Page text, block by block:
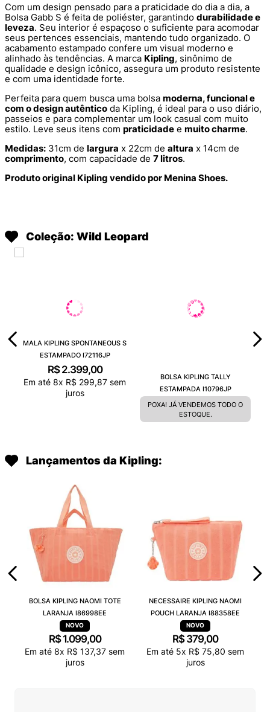
Com um design pensado para a praticidade do dia a dia, a
Bolsa Gabb S é feita de poliéster, garantindo durabilidade e
leveza. Seu interior é espaçoso o suficiente para acomodar
seus pertences essenciais, mantendo tudo organizado. O
acabamento estampado confere um visual moderno e
alinhado às tendências. A marca Kipling, sinônimo de
qualidade e design icônico, assegura um produto resistente
e com uma identidade forte.
Perfeita para quem busca uma bolsa moderna, funcional e
com o design autêntico da Kipling, é ideal para o uso diário,
passeios e para complementar um look casual com muito
estilo. Leve seus itens com praticidade e muito charme.
Medidas: 31cm de largura x 22cm de altura x 14cm de
comprimento, com capacidade de 7 litros.
Produto original Kipling vendido por Menina Shoes.
Coleção: Wild Leopard
MALA KIPLING SPONTANEOUS S
ESTAMPADO I72116JP
R$ 2.399,00
Em até 8x R$ 299,87 sem
juros
BOLSA KIPLING TALLY
ESTAMPADA I10796JP
POXA! JÁ VENDEMOS TODO O
ESTOQUE.
Lançamentos da Kipling:
BOLSA KIPLING NAOMI TOTE
LARANJA I86998EE
R$ 1.099,00
Em até 8x R$ 137,37 sem
juros
NECESSAIRE KIPLING NAOMI
POUCH LARANJA I88358EE
R$ 379,00
Em até 5x R$ 75,80 sem
juros